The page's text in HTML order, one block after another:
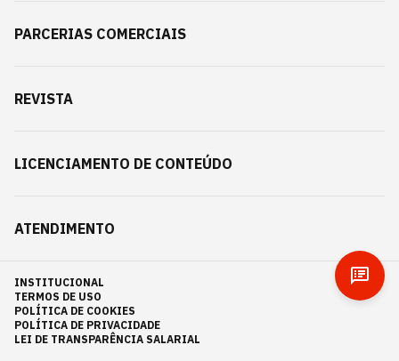
PARCERIAS COMERCIAIS
REVISTA
LICENCIAMENTO DE CONTEÚDO
ATENDIMENTO
INSTITUCIONAL
TERMOS DE USO
POLÍTICA DE COOKIES
POLÍTICA DE PRIVACIDADE
LEI DE TRANSPARÊNCIA SALARIAL